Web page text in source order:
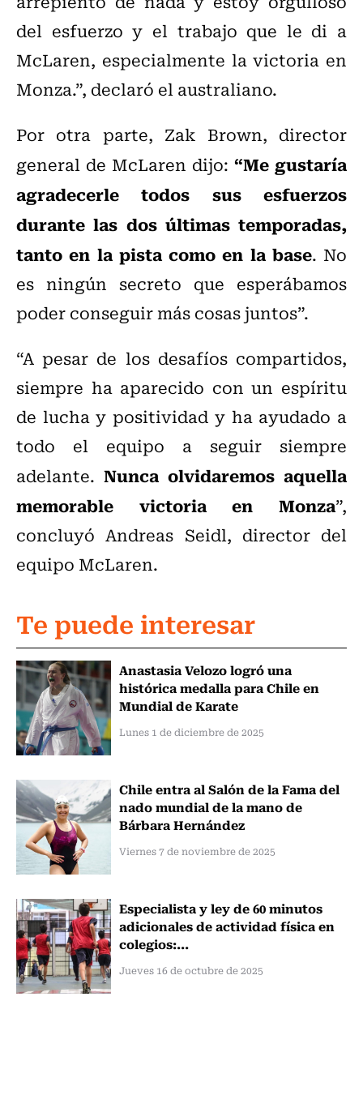
del esfuerzo y el trabajo que le di a
McLaren, especialmente la victoria en
Monza.”, declaró el australiano.
Por otra parte, Zak Brown, director
general de McLaren dijo: “Me gustaría
agradecerle todos sus esfuerzos
durante las dos últimas temporadas,
tanto en la pista como en la base. No
es ningún secreto que esperábamos
poder conseguir más cosas juntos”.
“A pesar de los desafíos compartidos,
siempre ha aparecido con un espíritu
de lucha y positividad y ha ayudado a
todo el equipo a seguir siempre
adelante. Nunca olvidaremos aquella
memorable victoria en Monza”,
concluyó Andreas Seidl, director del
equipo McLaren.
Te puede interesar
Anastasia Velozo logró una
histórica medalla para Chile en
Mundial de Karate
Lunes 1 de diciembre de 2025
Chile entra al Salón de la Fama del
nado mundial de la mano de
Bárbara Hernández
Viernes 7 de noviembre de 2025
Especialista y ley de 60 minutos
adicionales de actividad física en
colegios:...
Jueves 16 de octubre de 2025